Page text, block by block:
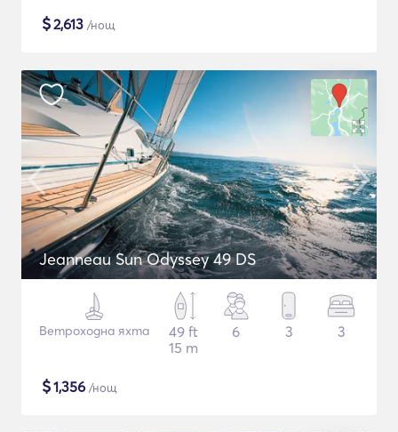
$2,613 /нощ
Jeanneau Sun Odyssey 49 DS
Ветроходна яхта
49 ft
15 m
6 3 3
$1,356 /нощ